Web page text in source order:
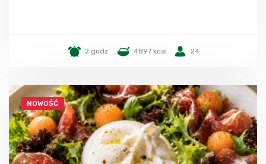
2 godz. 4897 kcal 24
NOWOŚĆ